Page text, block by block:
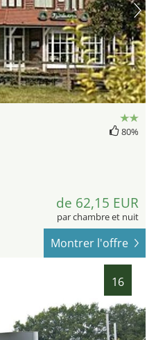
80%
de 62,15 EUR
par chambre et nuit
Montrer l'offre
16